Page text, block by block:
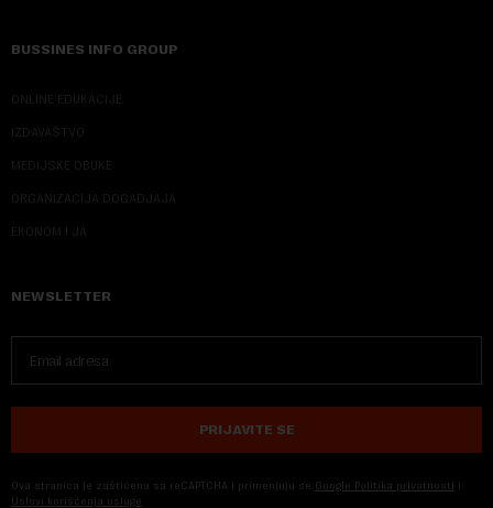
BUSSINES INFO GROUP
ONLINE EDUKACIJE
IZDAVAŠTVO
MEDIJSKE OBUKE
ORGANIZACIJA DOGADJAJA
EKONOM I JA
NEWSLETTER
PRIJAVITE SE
Ova stranica je zaštićena sa reCAPTCHA i primenjuju se Google Politika privatnosti i
Uslovi korišćenja usluge